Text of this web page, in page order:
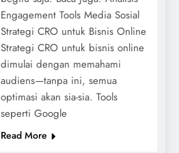
Engagement Tools Media Sosial
Strategi CRO untuk Bisnis Online
Strategi CRO untuk bisnis online
dimulai dengan memahami
audiens—tanpa ini, semua
optimasi akan sia-sia. Tools
seperti Google
Read More